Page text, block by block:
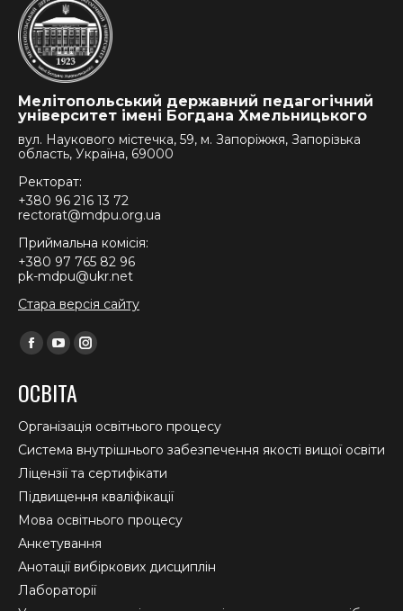
Мелітопольський державний педагогічний
університет імені Богдана Хмельницького
вул. Наукового містечка, 59, м. Запоріжжя, Запорізька
область, Україна, 69000
Ректорат:
+380 96 216 13 72
rectorat@mdpu.org.ua
Приймальна комісія:
+380 97 765 82 96
pk-mdpu@ukr.net
Стара версія сайту
Find us on:
Facebook
opens
in
new
window
YouTube
opens
in
new
window
Instagram
in
new
window
ОСВІТА
Організація освітнього процесу
Система внутрішнього забезпечення якості вищої освіти
Ліцензії та сертифікати
Підвищення кваліфікації
Мова освітнього процесу
Анкетування
Анотації вибіркових дисциплін
Лабораторії